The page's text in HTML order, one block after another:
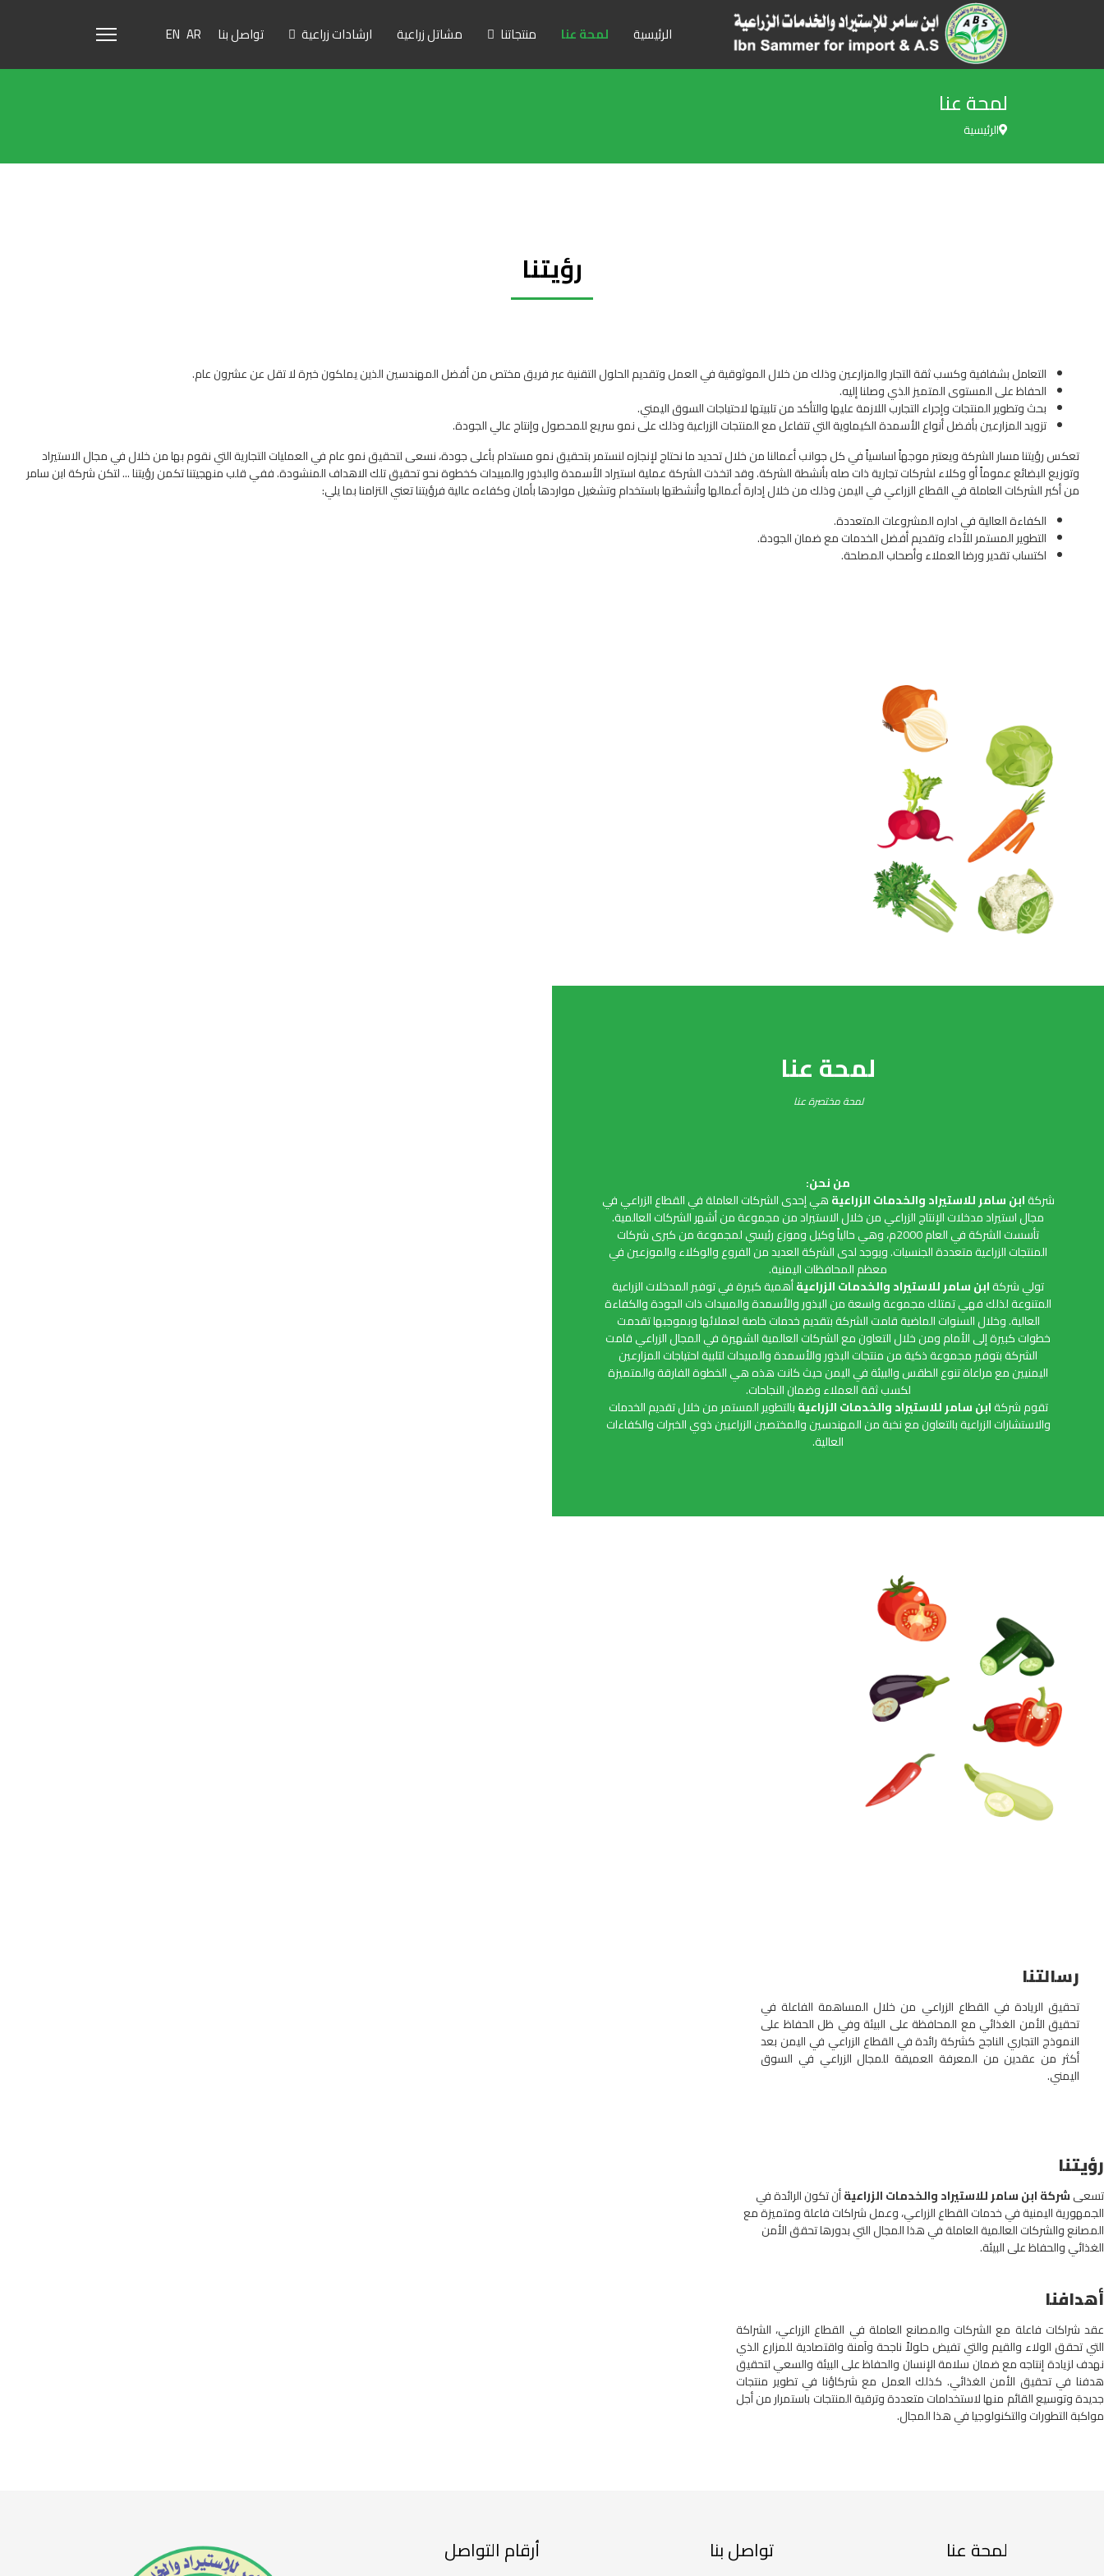
الرئيسية لمحة عنا منتجاتنا مشاتل زراعية ارشادات زراعية تواصل بنا AR
EN
لمحة عنا
الرئيسية
رؤيتنا
التعامل بشفافية وكسب ثقة التجار والمزارعين وذلك من خلال الموثوقية في العمل وتقديم الحلول التقنية عبر فريق مختص من أفضل المهندسين الذين يملكون خبرة لا تقل عن عشرون عام.
الحفاظ على المستوى المتميز الذي وصلنا إليه.
بحث وتطوير المنتجات وإجراء التجارب اللازمة عليها والتأكد من تلبيتها لاحتياجات السوق اليمني.
تزويد المزارعين بأفضل أنواع الأسمدة الكيماوية التي تتفاعل مع المنتجات الزراعية وذلك على نمو سريع للمحصول وإنتاج عالي الجودة.
تعكس رؤيتنا مسار الشركة ويعتبر موجهاً اساسياً في كل جوانب أعمالنا من خلال تحديد ما نحتاج لإنجازه لنستمر بتحقيق نمو مستدام بأعلى جودة، نسعى لتحقيق نمو عام في العمليات التجارية التي نقوم بها من خلال في مجال الاستيراد
وتوزيع البضائع عموماً أو وكلاء لشركات تجارية ذات صله بأنشطة الشركة. وقد اتخذت الشركة عملية استيراد الأسمدة والبذور والمبيدات كخطوة نحو تحقيق تلك الاهداف المنشودة. ففي قلب منهجيتنا تكمن رؤيتنا ... لتكن شركة ابن سامر
من أكبر الشركات العاملة في القطاع الزراعي في اليمن وذلك من خلال إدارة أعمالها وأنشطتها باستخدام وتشغيل مواردها بأمان وكفاءه عالية فرؤيتنا تعني التزامنا بما يلي:
الكفاءة العالية في اداره المشروعات المتعددة.
التطوير المستمر للأداء وتقديم أفضل الخدمات مع ضمان الجودة.
اكتساب تقدير ورضا العملاء وأصحاب المصلحة.
لمحة عنا
لمحة مختصرة عنا
من نحن:
شركةابن سامر للاستيراد والخدمات الزراعيةهي إحدى الشركات العاملة في القطاع الزراعي في
مجال استيراد مدخلات الإنتاج الزراعي من خلال الاستيراد من مجموعة من أشهر الشركات العالمية.
تأسست الشركة في العام 2000م، وهي حالياً وكيل وموزع رئيسي لمجموعة من كبرى شركات
المنتجات الزراعية متعددة الجنسيات. ويوجد لدى الشركة العديد من الفروع والوكلاء والموزعين في
معظم المحافظات اليمنية.
تولي شركةابن سامر للاستيراد والخدمات الزراعيةأهمية كبيرة في توفير المدخلات الزراعية
المتنوعة لذلك فهي تمتلك مجموعة واسعة من البذور والأسمدة والمبيدات ذات الجودة والكفاءة
العالية. وخلال السنوات الماضية قامت الشركة بتقديم خدمات خاصة لعملائها وبموجبها تقدمت
خطوات كبيرة إلى الأمام ومن خلال التعاون مع الشركات العالمية الشهيرة في المجال الزراعي قامت
الشركة بتوفير مجموعة ذكية من منتجات البذور والأسمدة والمبيدات لتلبية احتياجات المزارعين
اليمنيين مع مراعاة تنوع الطقس والبيئة في اليمن حيث كانت هذه هي الخطوة الفارقة والمتميزة
لكسب ثقة العملاء وضمان النجاحات.
تقوم شركةابن سامر للاستيراد والخدمات الزراعيةبالتطوير المستمر من خلال تقديم الخدمات
والاستشارات الزراعية بالتعاون مع نخبة من المهندسين والمختصين الزراعيين ذوي الخبرات والكفاءات
العالية.
رسالتنا
تحقيق الريادة في القطاع الزراعي من خلال المساهمة الفاعلة في
تحقيق الأمن الغذائي مع المحافظة على البيئة وفي ظل الحفاظ على
النموذج التجاري الناجح كشركة رائدة في القطاع الزراعي في اليمن بعد
أكثر من عقدين من المعرفة العميقة للمجال الزراعي في السوق
اليمني.
رؤيتنا
تسعىشركة ابن سامر للاستيراد والخدمات الزراعيةأن تكون الرائدة في
الجمهورية اليمنية في خدمات القطاع الزراعي، وعمل شراكات فاعلة ومتميزة مع
المصانع والشركات العالمية العاملة في هذا المجال التي بدورها تحقق الأمن
الغذائي والحفاظ على البيئة.
أهدافنا
عقد شراكات فاعلة مع الشركات والمصانع العاملة في القطاع الزراعي، الشراكة
التي تحقق الولاء والقيم والتي تفيض حلولاً ناجحة وآمنة واقتصادية للمزارع الذي
نهدف لزيادة إنتاجه مع ضمان سلامة الإنسان والحفاظ على البيئة والسعي لتحقيق
هدفنا في تحقيق الأمن الغذائي. كذلك العمل مع شركاؤنا في تطوير منتجات
جديدة وتوسيع القائم منها لاستخدامات متعددة وترقية المنتجات باستمرار من أجل
مواكبة التطورات والتكنولوجيا في هذا المجال.
لمحة عنا تواصل بنا أرقام التواصل